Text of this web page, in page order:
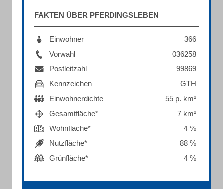
FAKTEN ÜBER PFERDINGSLEBEN
Einwohner
366
Vorwahl
036258
Postleitzahl
99869
Kennzeichen
GTH
Einwohnerdichte
55 p. km²
Gesamtfläche*
7 km²
Wohnfläche*
4 %
Nutzfläche*
88 %
Grünfläche*
4 %